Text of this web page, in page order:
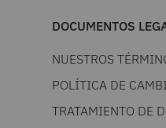
DOCUMENTOS
NUESTROS
POLÍTICA DE
TRATAMIENTO DE